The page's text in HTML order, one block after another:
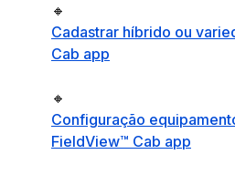
🔸
Cadastrar híbrido ou
Cab app
🔸
Configuração
FieldView™ Cab app